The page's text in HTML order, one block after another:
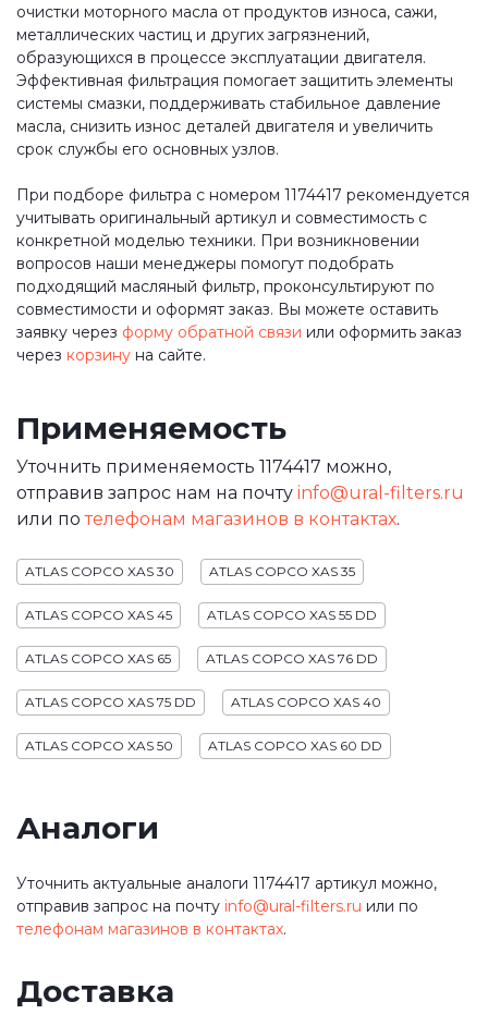
очистки моторного масла от продуктов износа, сажи,
металлических частиц и других загрязнений,
образующихся в процессе эксплуатации двигателя.
Эффективная фильтрация помогает защитить элементы
системы смазки, поддерживать стабильное давление
масла, снизить износ деталей двигателя и увеличить
срок службы его основных узлов.
При подборе фильтра с номером 1174417 рекомендуется
учитывать оригинальный артикул и совместимость с
конкретной моделью техники. При возникновении
вопросов наши менеджеры помогут подобрать
подходящий масляный фильтр, проконсультируют по
совместимости и оформят заказ. Вы можете оставить
заявку через форму обратной связи или оформить заказ
через корзину на сайте.
Применяемость
Уточнить применяемость 1174417 можно,
отправив запрос нам на почту info@ural-filters.ru
или потелефонам магазинов в контактах.
ATLAS COPCO XAS 30 ATLAS COPCO XAS 35
ATLAS COPCO XAS 45 ATLAS COPCO XAS 55 DD
ATLAS COPCO XAS 65 ATLAS COPCO XAS 76 DD
ATLAS COPCO XAS 75 DD ATLAS COPCO XAS 40
ATLAS COPCO XAS 50 ATLAS COPCO XAS 60 DD
Аналоги
Уточнить актуальные аналоги 1174417 артикул можно,
отправив запрос на почту info@ural-filters.ru или по
телефонам магазинов в контактах.
Доставка